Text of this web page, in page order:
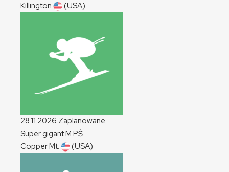
Killington
(USA)
28.11.2026 Zaplanowane
Super gigantM PŚ
Copper Mt.
(USA)